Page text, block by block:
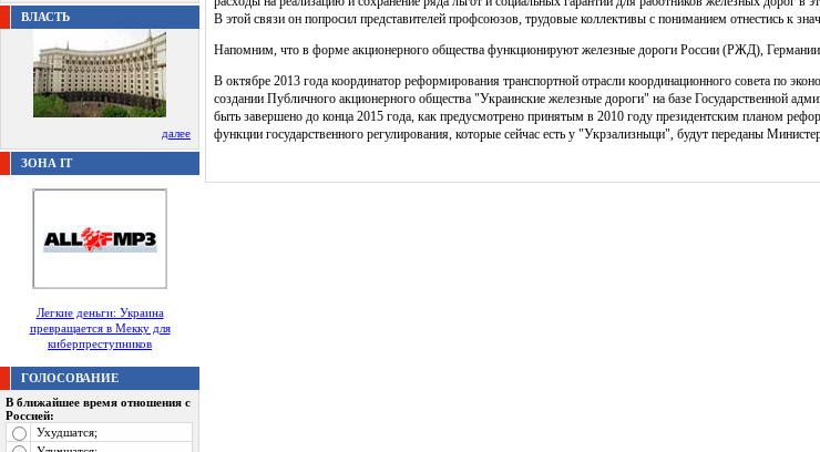
ВЛАСТЬ
далее
ЗОНА IT
Легкие деньги: Украина
превращается в Мекку для
киберпреступников
ГОЛОСОВАНИЕ
В ближайшее время отношения с
Россией:
Ухудшатся;
В этой связи он попросил представителей профсоюзов, трудовые коллективы с пониманием отнестись к
Напомним, что в форме акционерного общества функционируют железные дороги России (РЖД),
В октябре 2013 года координатор реформирования транспортной отрасли координационного совета по
создании Публичного акционерного общества "Украинские железные дороги" на базе Государственной
быть завершено до конца 2015 года, как предусмотрено принятым в 2010 году президентским планом
функции государственного регулирования, которые сейчас есть у "Укрзализныци", будут переданы